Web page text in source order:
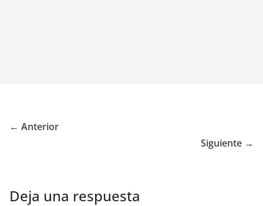
← Anterior
Siguiente →
Deja una respuesta